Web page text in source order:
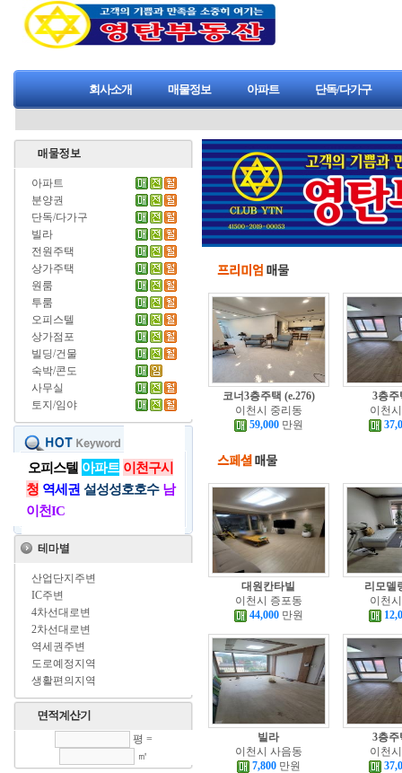
회사소개 매물정보 아파트 단독/다가구
아파트
분양권
단독/다가구
빌라
전원주택
상가주택
원룸
투룸
오피스텔
상가점포
빌딩/건물
숙박/콘도
사무실
토지/임야
오피스텔 아파트 이천구시
청 역세권 설성성호호수 남
이천IC
산업단지주변
IC주변
4차선대로변
2차선대로변
역세권주변
도로예정지역
생활편의지역
평 =
㎡
코너3층주택 (e.276)
이천시 중리동
59,000 만원
3층주
이천
대원칸타빌
이천시 증포동
44,000 만원
리모델
이천
빌라
이천시 사음동
7,800 만원
3층주
이천